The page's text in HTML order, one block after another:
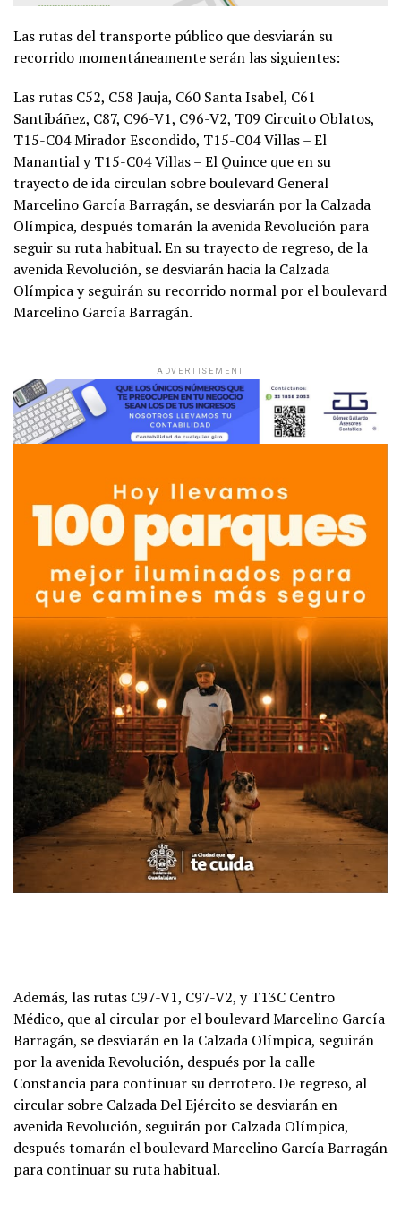
Las rutas del transporte público que desviarán su
recorrido momentáneamente serán las siguientes:
Las rutas C52, C58 Jauja, C60 Santa Isabel, C61
Santibáñez, C87, C96-V1, C96-V2, T09 Circuito Oblatos,
T15-C04 Mirador Escondido, T15-C04 Villas – El
Manantial y T15-C04 Villas – El Quince que en su
trayecto de ida circulan sobre boulevard General
Marcelino García Barragán, se desviarán por la Calzada
Olímpica, después tomarán la avenida Revolución para
seguir su ruta habitual. En su trayecto de regreso, de la
avenida Revolución, se desviarán hacia la Calzada
Olímpica y seguirán su recorrido normal por el boulevard
Marcelino García Barragán.
ADVERTISEMENT
Además, las rutas C97-V1, C97-V2, y T13C Centro
Médico, que al circular por el boulevard Marcelino García
Barragán, se desviarán en la Calzada Olímpica, seguirán
por la avenida Revolución, después por la calle
Constancia para continuar su derrotero. De regreso, al
circular sobre Calzada Del Ejército se desviarán en
avenida Revolución, seguirán por Calzada Olímpica,
después tomarán el boulevard Marcelino García Barragán
para continuar su ruta habitual.